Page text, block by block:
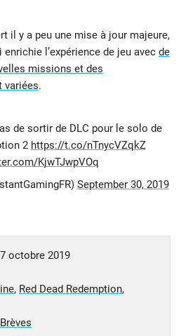
il y a peu une mise à jour majeure,
enrichie l’expérience de jeu avec de
missions et des
variées.
de sortir de DLC pour le solo de
2 https://t.co/nTnycVZqkZ
KjwTJwpVOq
September 30, 2019
7 octobre 2019
, Red Dead Redemption,
Brèves